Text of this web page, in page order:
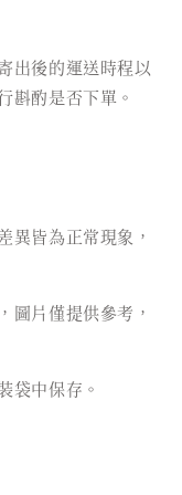
出後的運送時程以
斟酌是否下單。
異皆為正常現象，
圖片僅提供參考，
袋中保存。